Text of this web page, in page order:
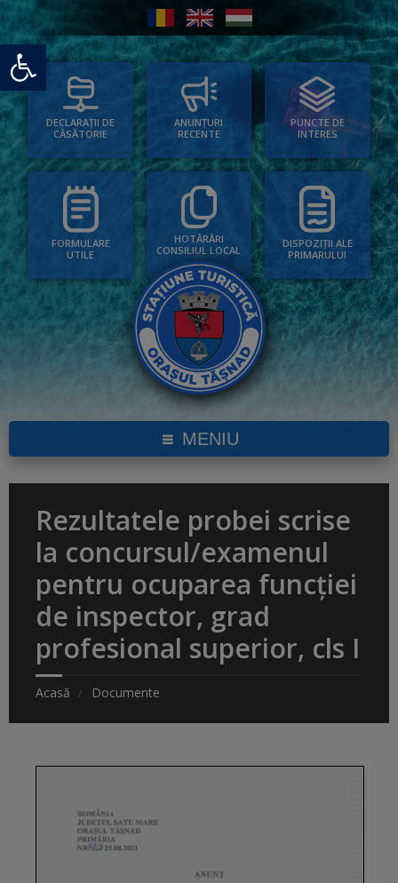
Deschide bara de unelte
DECLARAȚII DE
CĂSĂTORIE
ANUNȚURI
RECENTE
PUNCTE DE
INTERES
FORMULARE
UTILE
HOTĂRÂRI
CONSILIUL LOCAL
DISPOZIȚII ALE
PRIMARULUI
MENIU
Rezultatele probei scrise
la concursul/examenul
pentru ocuparea funcției
de inspector, grad
profesional superior, cls I
Acasă Documente